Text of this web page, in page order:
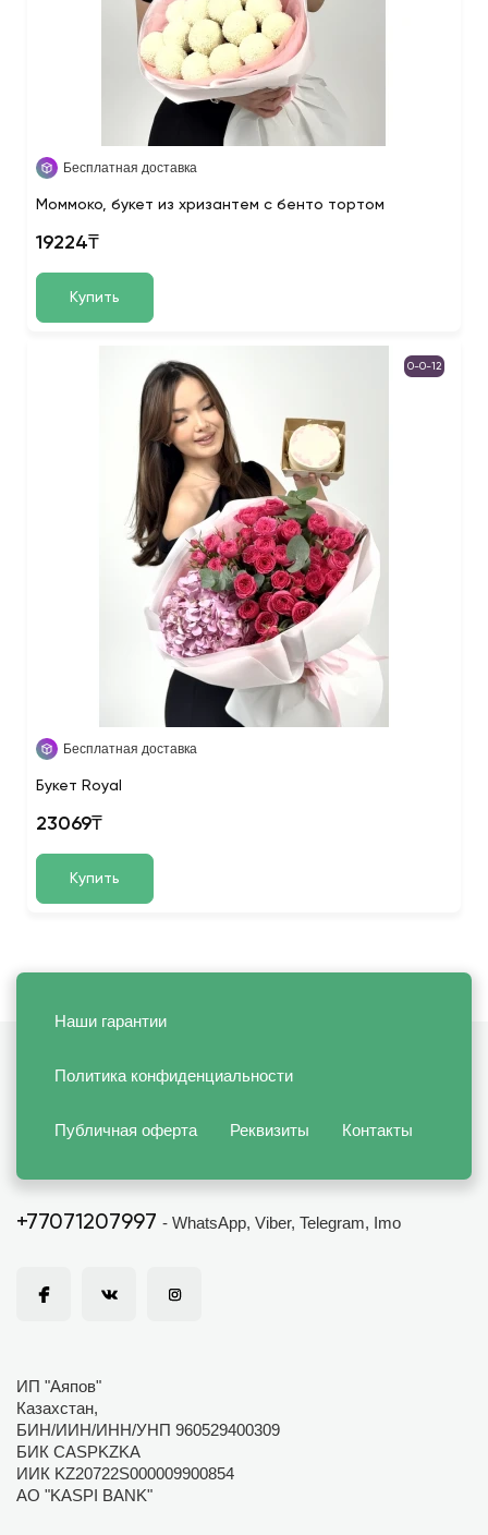
Бесплатная доставка
Моммоко, букет из хризантем с бенто тортом
19224₸
Купить
0-0-12
Бесплатная доставка
Букет Royal
23069₸
Купить
Наши гарантии
Политика конфиденциальности
Публичная оферта Реквизиты Контакты
+77071207997 - WhatsApp, Viber, Telegram, Imo
ИП "Аяпов"
Казахстан,
БИН/ИИН/ИНН/УНП 960529400309
БИК CASPKZKA
ИИК KZ20722S000009900854
АО "KASPI BANK"